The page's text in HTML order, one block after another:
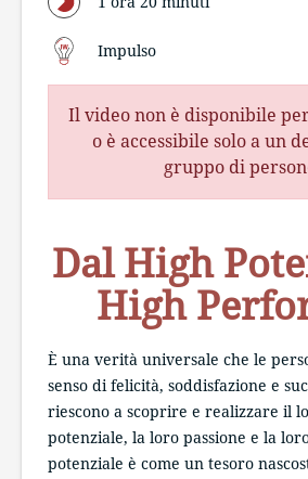
Impulso
Il video non è disponibile
o è accessibile solo a un
gruppo di
Dal High
High
È una verità universale che le
senso di felicità, soddisfazione e
riescono a scoprire e realizzare il
potenziale, la loro passione e la
potenziale è come un tesoro